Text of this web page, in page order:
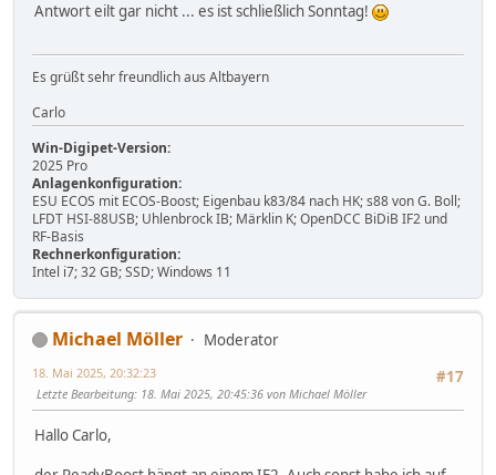
Antwort eilt gar nicht ... es ist schließlich Sonntag!
Es grüßt sehr freundlich aus Altbayern
Carlo
Win-Digipet-Version:
2025 Pro
Anlagenkonfiguration:
ESU ECOS mit ECOS-Boost; Eigenbau k83/84 nach HK; s88 von G. Boll;
LFDT HSI-88USB; Uhlenbrock IB; Märklin K; OpenDCC BiDiB IF2 und
RF-Basis
Rechnerkonfiguration:
Intel i7; 32 GB; SSD; Windows 11
Michael Möller
Moderator
#17
18. Mai 2025, 20:32:23
Letzte Bearbeitung: 18. Mai 2025, 20:45:36 von Michael Möller
Hallo Carlo,